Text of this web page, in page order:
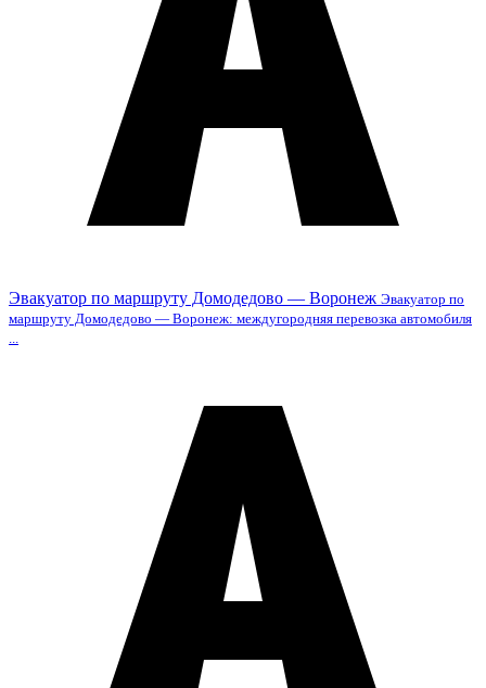
Эвакуатор по маршруту Домодедово — Воронеж Эвакуатор по
маршруту Домодедово — Воронеж: междугородняя перевозка автомобиля